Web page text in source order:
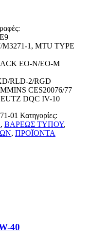
1, MTU TYPE
EO-N/EO-M
RLD-2/RGD
CES20076/77
DQC IV-10
01 Κατηγορίες:
, ΒΑΡΕΩΣ ΤΥΠΟΥ,
, ΠΡΟΪΟΝΤΑ
40